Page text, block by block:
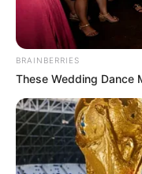
BRAINBERRIES
These Wedding Dance